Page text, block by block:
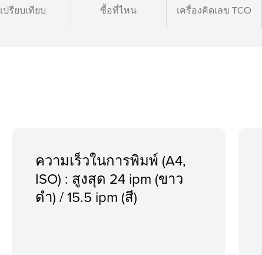
เปรียบเทียบ ซื้อที่ไหน เครื่องคิดเลข TCO
ความเร็วในการพิมพ์ (A4,
ISO) : สูงสุด 24 ipm (ขาว
ดำ) / 15.5 ipm (สี)